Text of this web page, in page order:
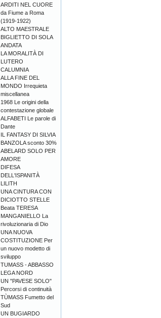
ARDITI NEL CUORE
da Fiume a Roma
(1919-1922)
ALTO MAESTRALE
BIGLIETTO DI SOLA
ANDATA
LA MORALITÀ DI
LUTERO
CALUMNIA
ALLA FINE DEL
MONDO Irrequieta
miscellanea
1968 Le origini della
contestazione globale
ALFABETI Le parole di
Dante
IL FANTASY DI SILVIA
BANZOLA sconto 30%
ABELARD SOLO PER
AMORE
DIFESA
DELL'ISPANITÀ
LILITH
UNA CINTURA CON
DICIOTTO STELLE
Beata TERESA
MANGANIELLO La
rivoluzionaria di Dio
UNA NUOVA
COSTITUZIONE Per
un nuovo modetto di
sviluppo
TUMASS - ABBASSO
LEGA NORD
UN "PAVESE SOLO"
Percorsi di continuità
TÙMASS Fumetto del
Sud
UN BUGIARDO